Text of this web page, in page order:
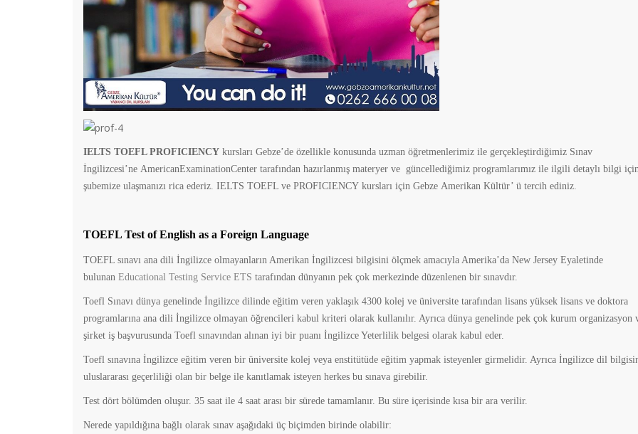
IELTS TOEFL PROFICIENCY kursları Gebze’de özellikle konusunda uzman öğretmenlerimiz ile gerçekleştirdiğimiz Sınav
İngilizcesi’ne AmericanExaminationCenter tarafından hazırlanmış materyer ve güncellediğimiz programlarımız ile ilgili detaylı bilgi için
şubemize ulaşmanızı rica ederiz. IELTS TOEFL ve PROFICIENCY kursları için Gebze Amerikan Kültür’ ü tercih ediniz.
TOEFL Test of English as a Foreign Language
TOEFL sınavı ana dili İngilizce olmayanların Amerikan İngilizcesi bilgisini ölçmek amacıyla Amerika’da New Jersey Eyaletinde
bulunan Educational Testing Service ETS tarafından dünyanın pek çok merkezinde düzenlenen bir sınavdır.
Toefl Sınavı dünya genelinde İngilizce dilinde eğitim veren yaklaşık 4300 kolej ve üniversite tarafından lisans yüksek lisans ve doktora
programlarına ana dili İngilizce olmayan öğrencileri kabul kriteri olarak kullanılır. Ayrıca dünya genelinde pek çok kurum organizasyon
şirket iş başvurusunda Toefl sınavından alınan iyi bir puanı İngilizce Yeterlilik belgesi olarak kabul eder.
Toefl sınavına İngilizce eğitim veren bir üniversite kolej veya enstitütüde eğitim yapmak isteyenler girmelidir. Ayrıca İngilizce dil
uluslararası geçerliliği olan bir belge ile kanıtlamak isteyen herkes bu sınava girebilir.
Test dört bölümden oluşur. 35 saat ile 4 saat arası bir sürede tamamlanır. Bu süre içerisinde kısa bir ara verilir.
Nerede yapıldığına bağlı olarak sınav aşağıdaki üç biçimden birinde olabilir: